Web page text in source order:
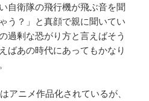
自衛隊の飛行機が飛ぶ音を聞
う？」と真顔で親に聞いてい
過剰な恐がり方と言えばそう
ばあの時代にあってもかなり
アニメ作品化されているが、